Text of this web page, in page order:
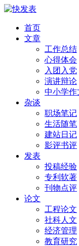
首页
文章
工作总结
心得体会
入团入党
演讲辩论
中小学作
杂谈
职场笔记
生活随笔
建站日记
影评书评
发表
投稿经验
专利软著
刊物点评
论文
工程论文
社科人文
经济管理
教育研究